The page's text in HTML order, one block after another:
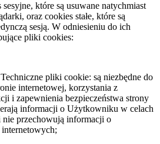
które są usuwane natychmiast
oraz cookies stałe, które są
sesją. W odniesieniu do ich
pliki cookies:
pliki cookie: są niezbędne do
internetowej, korzystania z
i zapewnienia bezpieczeństwa strony
informacji o Użytkowniku w celach
przechowują informacji o